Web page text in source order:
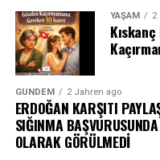
YAŞAM 2
GÜNDEM 2 Jahren ago
ERDOĞAN KARŞITI
SIĞINMA
OLARAK GÖRÜLMEDİ